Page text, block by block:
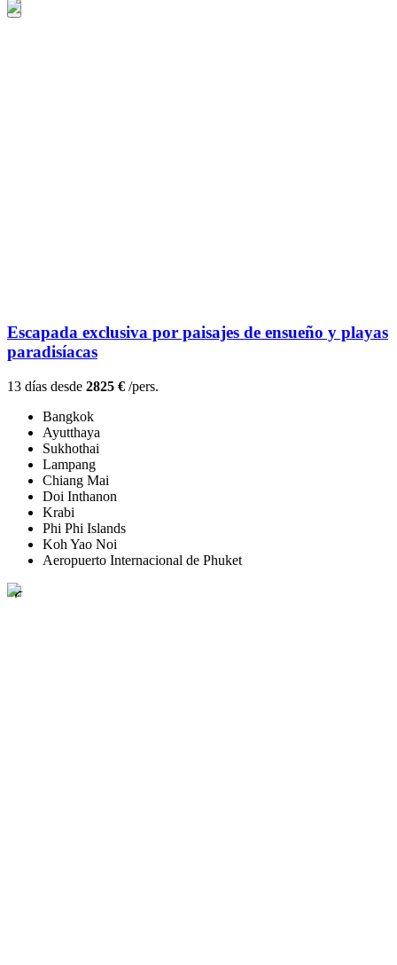
Escapada exclusiva por paisajes de ensueño y playas
paradisíacas
13 días desde 2825 € /pers.
Bangkok
Ayutthaya
Sukhothai
Lampang
Chiang Mai
Doi Inthanon
Krabi
Phi Phi Islands
Koh Yao Noi
Aeropuerto Internacional de Phuket